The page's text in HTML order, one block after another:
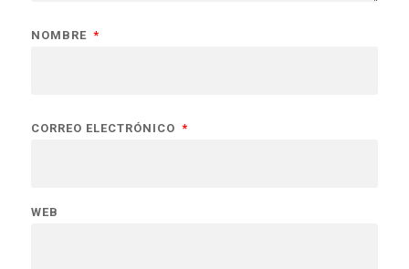
NOMBRE *
CORREO ELECTRÓNICO *
WEB